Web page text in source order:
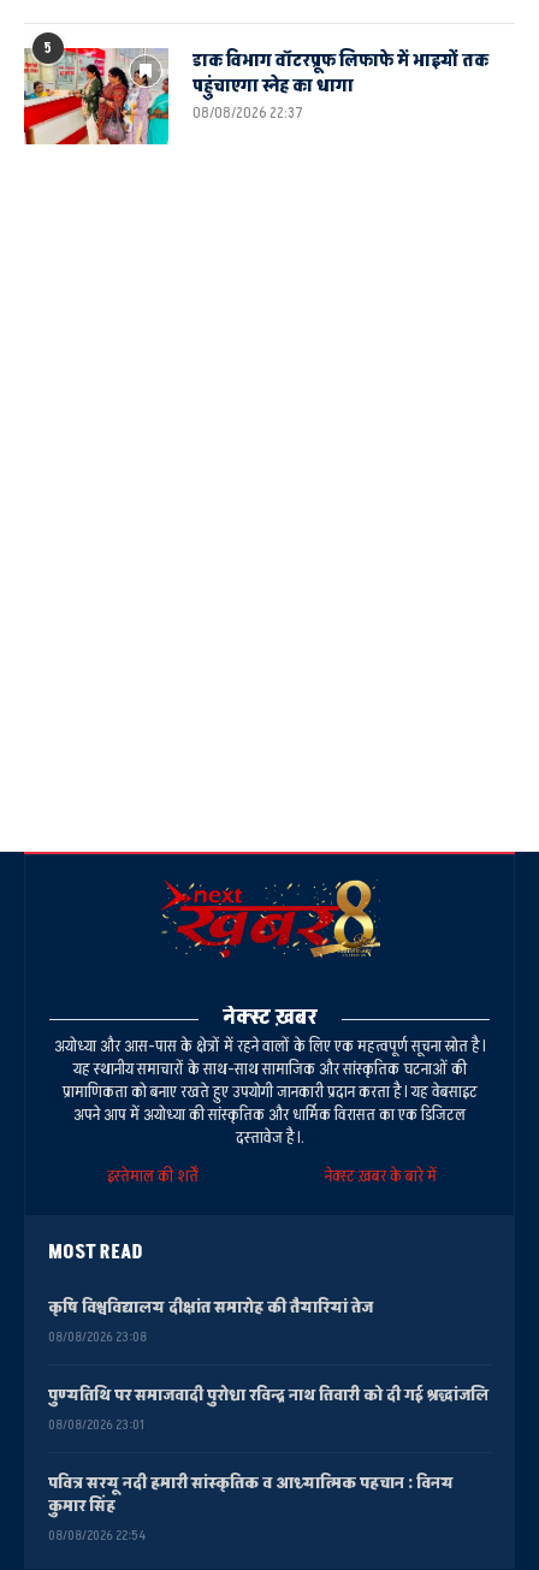
5
डाक विभाग वॉटरप्रूफ लिफाफे में भाइयों तक
पहुंचाएगा स्नेह का धागा
08/08/2026 22:37
नेक्स्ट ख़बर
अयोध्या और आस-पास के क्षेत्रों में रहने वालों के लिए एक महत्वपूर्ण सूचना स्रोत है।
यह स्थानीय समाचारों के साथ-साथ सामाजिक और सांस्कृतिक घटनाओं की
प्रामाणिकता को बनाए रखते हुए उपयोगी जानकारी प्रदान करता है। यह वेबसाइट
अपने आप में अयोध्या की सांस्कृतिक और धार्मिक विरासत का एक डिजिटल
दस्तावेज है।.
इस्तेमाल की शर्तें
नेक्स्ट ख़बर के बारे में
MOST READ
कृषि विश्वविद्यालय दीक्षांत समारोह की तैयारियां तेज
08/08/2026 23:08
पुण्यतिथि पर समाजवादी पुरोधा रविन्द्र नाथ तिवारी को दी गई श्रद्धांजलि
08/08/2026 23:01
पवित्र सरयू नदी हमारी सांस्कृतिक व आध्यात्मिक पहचान : विनय
कुमार सिंह
08/08/2026 22:54